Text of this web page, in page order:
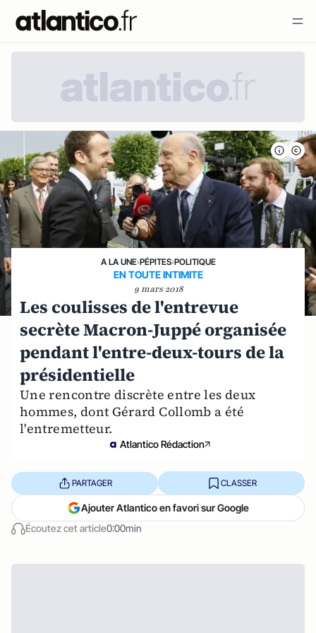
A LA UNE›PÉPITES›POLITIQUE
EN TOUTE INTIMITE
9 mars 2018
Les coulisses de l'entrevue
secrète Macron-Juppé organisée
pendant l'entre-deux-tours de la
présidentielle
Une rencontre discrète entre les deux
hommes, dont Gérard Collomb a été
l'entremetteur.
Atlantico Rédaction
Écoutez cet article0:00min
PARTAGER CLASSER
Ajouter Atlantico en favori sur Google